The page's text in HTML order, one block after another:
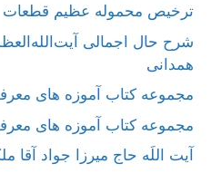
ترخیص محموله عظیم قطعات
شرح حال اجمالی
همدانی
مجموعه کتاب آموزه های
مجموعه کتاب آموزه های
آیت اللَه حاج میرزا جواد آقا